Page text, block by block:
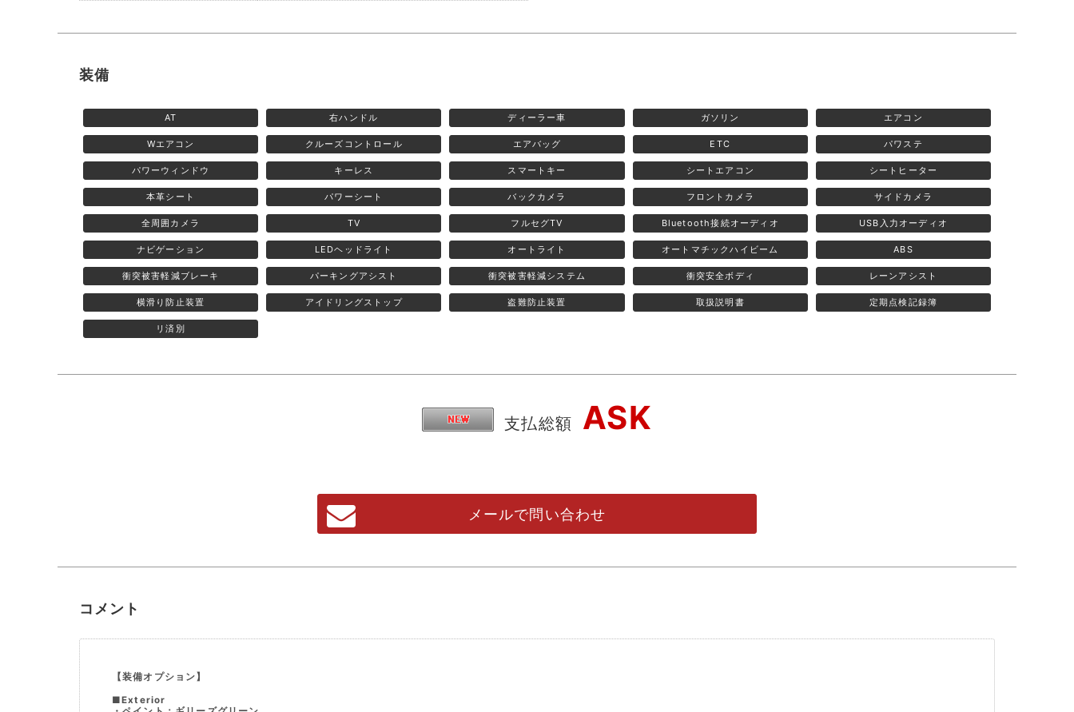
装備
AT 右ハンドル ディーラー車 ガソリン エアコン
Wエアコン クルーズコントロール エアバッグ ETC パワステ
パワーウィンドウ キーレス スマートキー シートエアコン シートヒーター
本革シート パワーシート バックカメラ フロントカメラ サイドカメラ
全周囲カメラ TV フルセグTV Bluetooth接続オーディオ USB入力オーディオ
ナビゲーション LEDヘッドライト オートライト オートマチックハイビーム ABS
衝突被害軽減ブレーキ パーキングアシスト 衝突被害軽減システム 衝突安全ボディ レーンアシスト
横滑り防止装置 アイドリングストップ 盗難防止装置 取扱説明書 定期点検記録簿
リ済別
支払総額 ASK
メールで問い合わせ
コメント
【装備オプション】
■Exterior